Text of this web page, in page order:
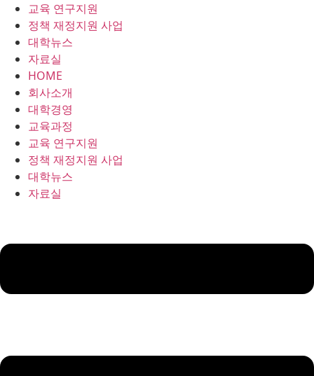
교육 연구지원
정책 재정지원 사업
대학뉴스
자료실
HOME
회사소개
대학경영
교육과정
교육 연구지원
정책 재정지원 사업
대학뉴스
자료실